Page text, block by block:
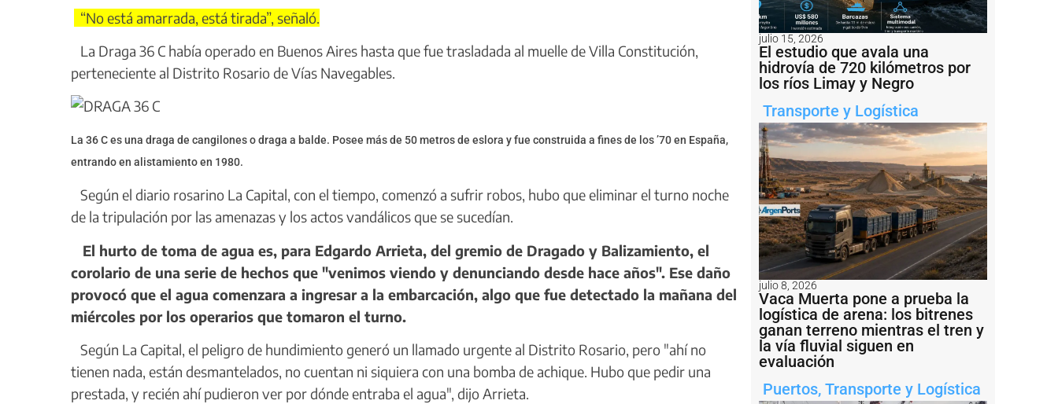
“No está amarrada, está tirada”, señaló.
La Draga 36 C había operado en Buenos Aires hasta que fue trasladada al muelle de Villa Constitución,
perteneciente al Distrito Rosario de Vías Navegables.
La 36 C es una draga de cangilones o draga a balde. Posee más de 50 metros de eslora y fue construida a fines de los ’70 en España,
entrando en alistamiento en 1980.
Según el diario rosarino La Capital, con el tiempo, comenzó a sufrir robos, hubo que eliminar el turno noche
de la tripulación por las amenazas y los actos vandálicos que se sucedían.
El hurto de toma de agua es, para Edgardo Arrieta, del gremio de Dragado y Balizamiento, el
corolario de una serie de hechos que "venimos viendo y denunciando desde hace años". Ese daño
provocó que el agua comenzara a ingresar a la embarcación, algo que fue detectado la mañana del
miércoles por los operarios que tomaron el turno.
Según La Capital, el peligro de hundimiento generó un llamado urgente al Distrito Rosario, pero "ahí no
tienen nada, están desmantelados, no cuentan ni siquiera con una bomba de achique. Hubo que pedir una
prestada, y recién ahí pudieron ver por dónde entraba el agua", dijo Arrieta.
julio 15, 2026
El estudio que avala una
hidrovía de 720 kilómetros por
los ríos Limay y Negro
Transporte y Logística
julio 8, 2026
Vaca Muerta pone a prueba la
logística de arena: los bitrenes
ganan terreno mientras el tren y
la vía fluvial siguen en
evaluación
Puertos, Transporte y Logística